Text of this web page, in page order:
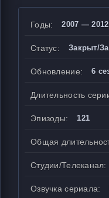
Годы: 2007 — 2012
Статус: Закрыт/
Обновление: 6
Длительность
Эпизоды: 121
Общая
Студии/Телеканал:
Озвучка сериала: